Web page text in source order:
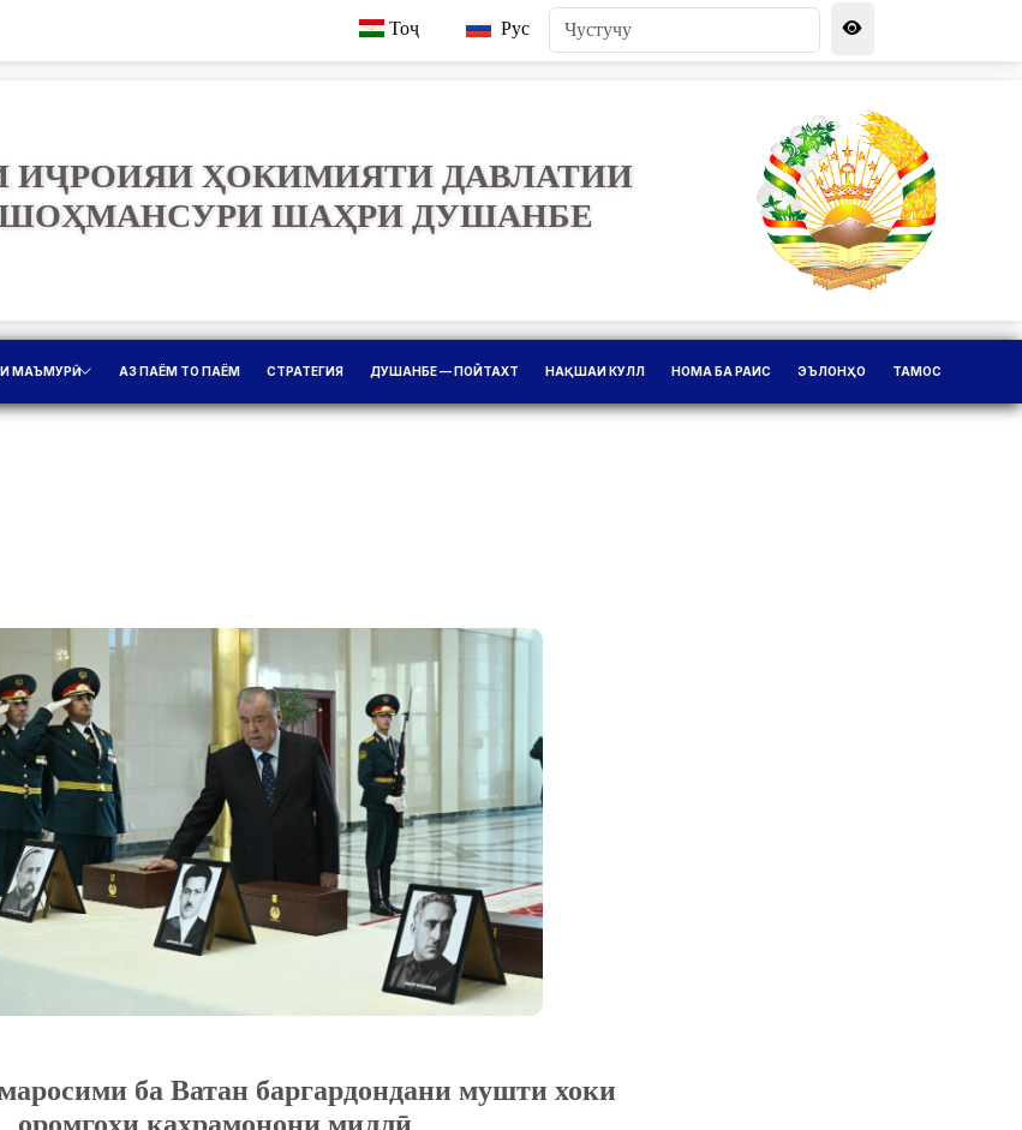
Тоҷ Рус
ҲОКИМИЯТИ ДАВЛАТИИ
ШАҲРИ ДУШАНБЕ
МАЪМУРӢ АЗ ПАЁМ ТО ПАЁМ СТРАТЕГИЯ ДУШАНБЕ — ПОЙТАХТ НАҚШАИ КУЛЛ НОМА БА РАИС ЭЪЛОНҲО ТАМОС
ба Ватан баргардондани мушти хоки